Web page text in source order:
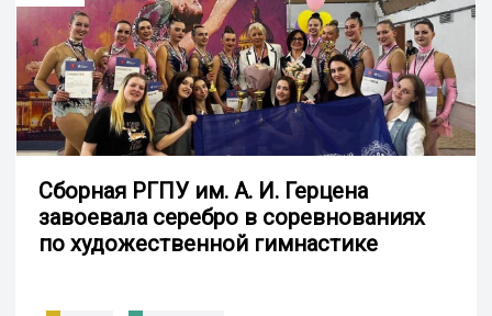
Сборная РГПУ им. А. И. Герцена
завоевала серебро в соревнованиях
по художественной гимнастике